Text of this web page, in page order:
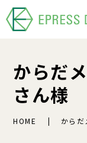
からだ
さん様
HOME からだ